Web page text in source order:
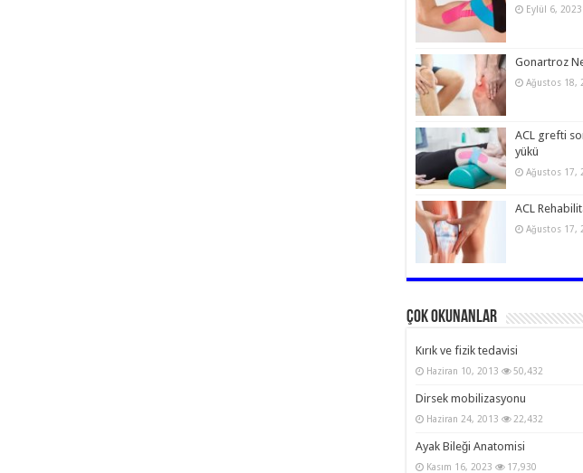
Eylül 6, 2023
Gonartroz
Ağustos 18,
ACL grefti
yükü
Ağustos 17,
ACL
Ağustos 17,
Çok Okunanlar
Kırık ve fizik tedavisi
Haziran 10, 2013 50,432
Dirsek mobilizasyonu
Haziran 24, 2013 22,432
Ayak Bileği Anatomisi
Kasım 16, 2023 17,930